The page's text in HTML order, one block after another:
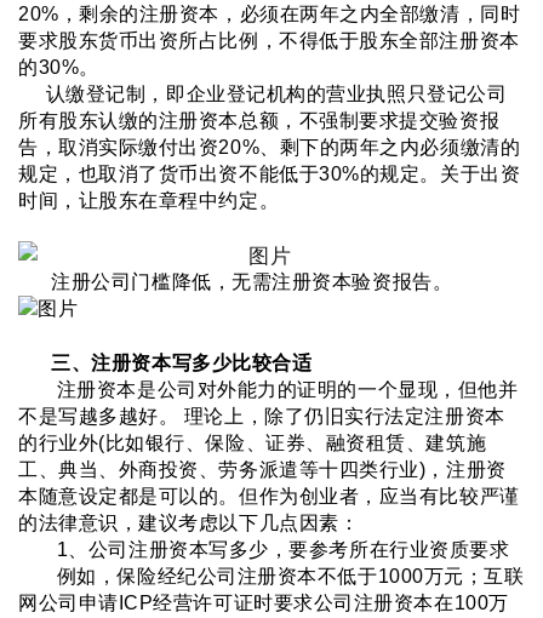
20%，剩余的注册资本，必须在两年之内全部缴清，同时
要求股东货币出资所占比例，不得低于股东全部注册资本
的30%。
认缴登记制，即企业登记机构的营业执照只登记公司
所有股东认缴的注册资本总额，不强制要求提交验资报
告，取消实际缴付出资20%、剩下的两年之内必须缴清的
规定，也取消了货币出资不能低于30%的规定。关于出资
时间，让股东在章程中约定。
注册公司门槛降低，无需注册资本验资报告。
三、注册资本写多少比较合适
注册资本是公司对外能力的证明的一个显现，但他并
不是写越多越好。 理论上，除了仍旧实行法定注册资本
的行业外(比如银行、保险、证券、融资租赁、建筑施
工、典当、外商投资、劳务派遣等十四类行业)，注册资
本随意设定都是可以的。 但作为创业者，应当有比较严谨
的法律意识，建议考虑以下几点因素：
1、公司注册资本写多少，要参考所在行业资质要求
例如，保险经纪公司 注册资本不低于1000万元；互联
网公司申请ICP经营许可证时要求公司注册资本在100万